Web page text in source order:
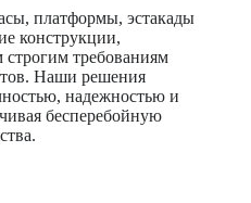
платформы, эстакады
конструкции,
требованиям
Наши решения
надежностью и
бесперебойную